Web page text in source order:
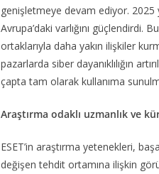
genişletmeye devam ediyor. 2025
Avrupa’daki varlığını güçlendirdi.
ortaklarıyla daha yakın ilişkiler
pazarlarda siber dayanıklılığın
çapta tam olarak kullanıma
Araştırma odaklı uzmanlık ve
ESET’in araştırma yetenekleri,
değişen tehdit ortamına ilişkin